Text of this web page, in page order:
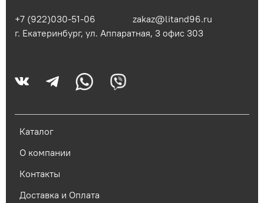
Каталог
О компании
Контакты
Доставка и Оплата
+7 (922)030-51-06
zakaz@litand96.ru
г. Екатеринбург, ул. Аппаратная, 3​ офис 303